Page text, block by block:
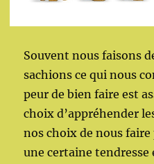
Souvent nous faisons
sachions ce qui nous
peur de bien faire est
choix d’appréhender
nos choix de nous
une certaine tendresse